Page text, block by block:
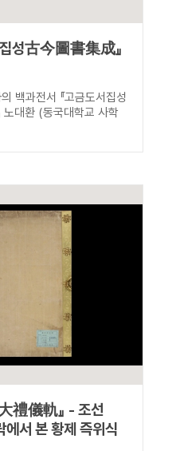
집성古今圖書集成』
백과전서 『고금도서집성
대환 (동국대학교 사학
禮儀軌』 - 조선
에서 본 황제 즉위식